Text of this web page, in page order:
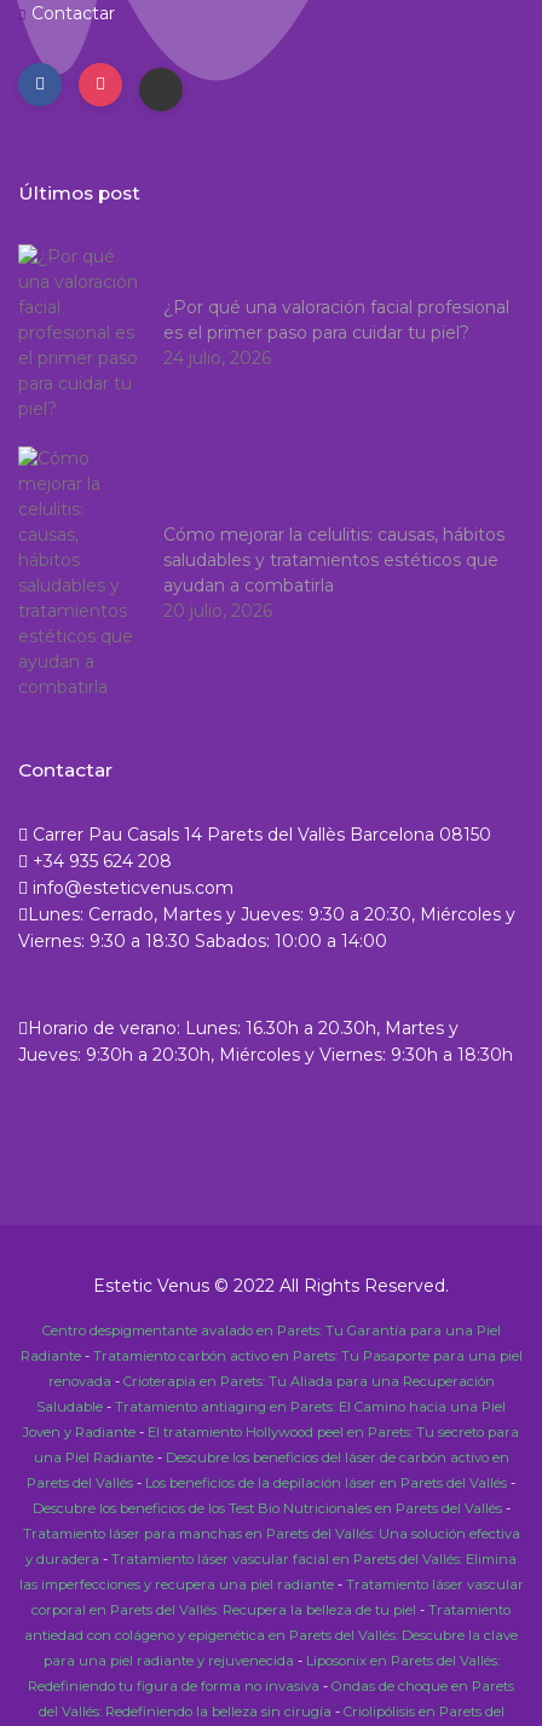
Contactar
Últimos post
¿Por qué una valoración facial profesional
es el primer paso para cuidar tu piel?
24 julio, 2026
Cómo mejorar la celulitis: causas, hábitos
saludables y tratamientos estéticos que
ayudan a combatirla
20 julio, 2026
Contactar
Carrer Pau Casals 14 Parets del Vallès Barcelona 08150
+34 935 624 208
info@esteticvenus.com
Lunes: Cerrado, Martes y Jueves: 9:30 a 20:30, Miércoles y
Viernes: 9:30 a 18:30 Sabados: 10:00 a 14:00
Horario de verano: Lunes: 16.30h a 20.30h, Martes y
Jueves: 9:30h a 20:30h, Miércoles y Viernes: 9:30h a 18:30h
Estetic Venus © 2022 All Rights Reserved.
Centro despigmentante avalado en Parets: Tu Garantía para una Piel
Radiante- Tratamiento carbón activo en Parets: Tu Pasaporte para una piel
renovada - Crioterapia en Parets: Tu Aliada para una Recuperación
Saludable - Tratamiento antiaging en Parets: El Camino hacia una Piel
Joven y Radiante - El tratamiento Hollywood peel en Parets: Tu secreto para
una Piel Radiante- Descubre los beneficios del láser de carbón activo en
Parets del Vallés - Los beneficios de la depilación láser en Parets del Vallés -
Descubre los beneficios de los Test Bio Nutricionales en Parets del Vallés-
Tratamiento láser para manchas en Parets del Vallés: Una solución efectiva
y duradera - Tratamiento láser vascular facial en Parets del Vallés: Elimina
las imperfecciones y recupera una piel radiante- Tratamiento láser vascular
corporal en Parets del Vallés: Recupera la belleza de tu piel - Tratamiento
antiedad con colágeno y epigenética en Parets del Vallés: Descubre la clave
para una piel radiante y rejuvenecida - Liposonix en Parets del Vallés:
Redefiniendo tu figura de forma no invasiva - Ondas de choque en Parets
del Vallés: Redefiniendo la belleza sin cirugía - Criolipólisis en Parets del